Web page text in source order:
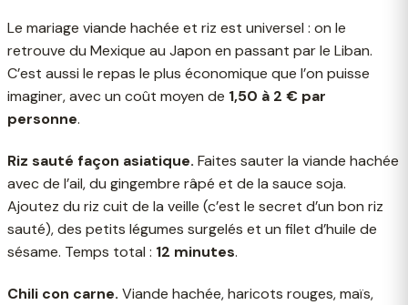
Le mariage viande hachée et riz est universel : on le
retrouve du Mexique au Japon en passant par le Liban.
C’est aussi le repas le plus économique que l’on puisse
imaginer, avec un coût moyen de 1,50 à 2 € par
personne.
Riz sauté façon asiatique. Faites sauter la viande hachée
avec de l’ail, du gingembre râpé et de la sauce soja.
Ajoutez du riz cuit de la veille (c’est le secret d’un bon riz
sauté), des petits légumes surgelés et un filet d’huile de
sésame. Temps total : 12 minutes.
Chili con carne. Viande hachée, haricots rouges, maïs,